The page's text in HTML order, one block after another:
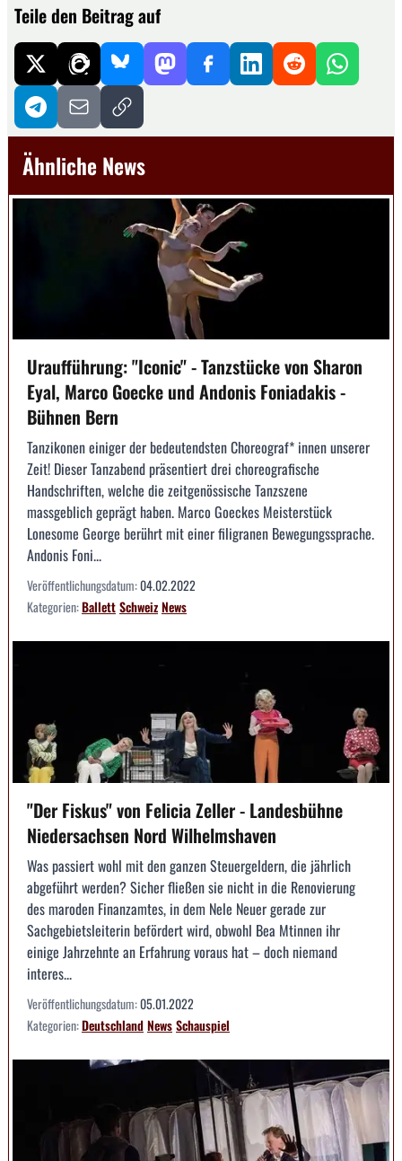
Teile den Beitrag auf
Ähnliche News
Uraufführung: "Iconic" - Tanzstücke von Sharon
Eyal, Marco Goecke und Andonis Foniadakis -
Bühnen Bern
Tanzikonen einiger der bedeutendsten Choreograf* innen unserer
Zeit! Dieser Tanzabend präsentiert drei choreografische
Handschriften, welche die zeitgenössische Tanzszene
massgeblich geprägt haben. Marco Goeckes Meisterstück
Lonesome George berührt mit einer filigranen Bewegungssprache.
Andonis Foni...
Veröffentlichungsdatum:04.02.2022
Kategorien:BallettSchweizNews
"Der Fiskus" von Felicia Zeller - Landesbühne
Niedersachsen Nord Wilhelmshaven
Was passiert wohl mit den ganzen Steuergeldern, die jährlich
abgeführt werden? Sicher fließen sie nicht in die Renovierung
des maroden Finanzamtes, in dem Nele Neuer gerade zur
Sachgebietsleiterin befördert wird, obwohl Bea Mtinnen ihr
einige Jahrzehnte an Erfahrung voraus hat – doch niemand
interes...
Veröffentlichungsdatum:05.01.2022
Kategorien:DeutschlandNewsSchauspiel